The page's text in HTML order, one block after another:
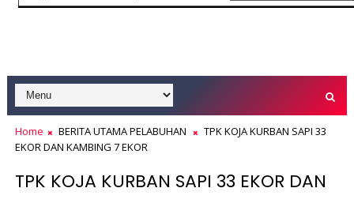
Home BERITA UTAMA PELABUHAN
TPK KOJA KURBAN SAPI 33
EKOR DAN KAMBING 7 EKOR
TPK KOJA KURBAN SAPI 33 EKOR DAN